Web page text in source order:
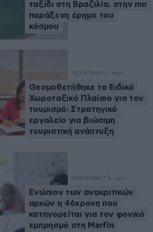
ταξίδι στη Βραζιλία, στην πιο
παράξενη έρημο του
κόσμου
ΠΟΛΙΤΙΚΗ 1 λ. πριν
Θεσμοθετήθηκε το Ειδικό
Χωροταξικό Πλαίσιο για τον
τουρισμό: Στρατηγικό
εργαλείο για βιώσιμη
τουριστική ανάπτυξη
ΚΟΙΝΩΝΙΑ7 λ. πριν
Ενώπιον των ανακριτικών
αρχών η 46χρονη που
κατηγορείται για τον φονικό
εμπρησμό στη Marfin